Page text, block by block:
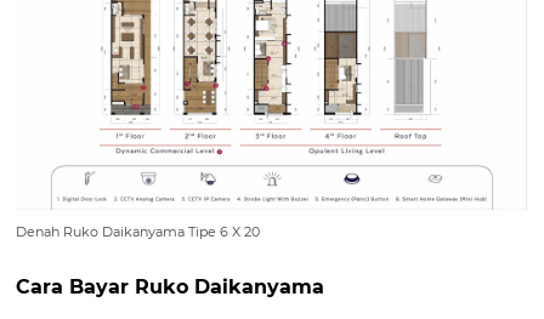
Denah Ruko Daikanyama Tipe 6 X 20
Cara Bayar Ruko Daikanyama